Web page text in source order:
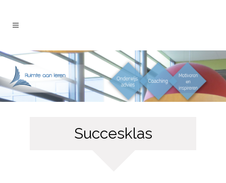
Succesklas